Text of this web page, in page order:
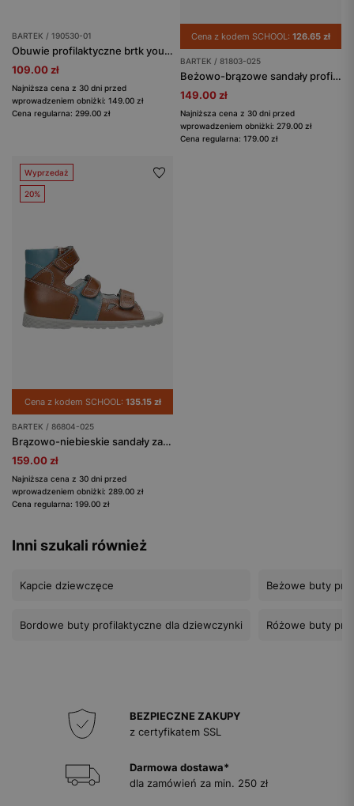
BARTEK / 190530-01
Obuwie profilaktyczne brtk young BARTEK 190530-01, jasny brąz
109.00 zł
Najniższa cena z 30 dni przed
wprowadzeniem obniżki: 149.00 zł
Cena regularna: 299.00 zł
Cena z kodem SCHOOL: 126.65 zł
BARTEK / 81803-025
Beżowo-brązowe sandały profilaktyczne dla dziewczynki BARTEK 81803-025
149.00 zł
Najniższa cena z 30 dni przed
wprowadzeniem obniżki: 279.00 zł
Cena regularna: 179.00 zł
Wyprzedaż
20%
Cena z kodem SCHOOL: 135.15 zł
BARTEK / 86804-025
Brązowo-niebieskie sandały zabudowane z łączonych skór BARTEK 86804-025
159.00 zł
Najniższa cena z 30 dni przed
wprowadzeniem obniżki: 289.00 zł
Cena regularna: 199.00 zł
Inni szukali również
Kapcie dziewczęce
Bordowe buty profilaktyczne dla dziewczynki
Beżowe buty
Różowe buty
BEZPIECZNE ZAKUPY
z certyfikatem SSL
Darmowa dostawa*
dla zamówień za min. 250 zł